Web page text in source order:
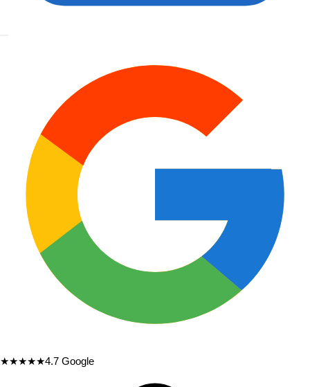
★★★★★4.7 Google